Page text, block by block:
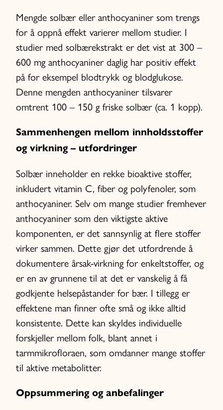
Mengde solbær eller anthocyaniner som trengs
for å oppnå effekt varierer mellom studier. I
studier med solbærekstrakt er det vist at 300 –
600 mg anthocyaniner daglig har positiv effekt
på for eksempel blodtrykk og blodglukose.
Denne mengden anthocyaniner tilsvarer
omtrent 100 – 150 g friske solbær (ca. 1 kopp).
Sammenhengen mellom innholdsstoffer
og virkning – utfordringer
Solbær inneholder en rekke bioaktive stoffer,
inkludert vitamin C, fiber og polyfenoler, som
anthocyaniner. Selv om mange studier fremhever
anthocyaniner som den viktigste aktive
komponenten, er det sannsynlig at flere stoffer
virker sammen. Dette gjør det utfordrende å
dokumentere årsak-virkning for enkeltstoffer, og
er en av grunnene til at det er vanskelig å få
godkjente helsepåstander for bær. I tillegg er
effektene man finner ofte små og ikke alltid
konsistente. Dette kan skyldes individuelle
forskjeller mellom folk, blant annet i
tarmmikrofloraen, som omdanner mange stoffer
til aktive metabolitter.
Oppsummering og anbefalinger